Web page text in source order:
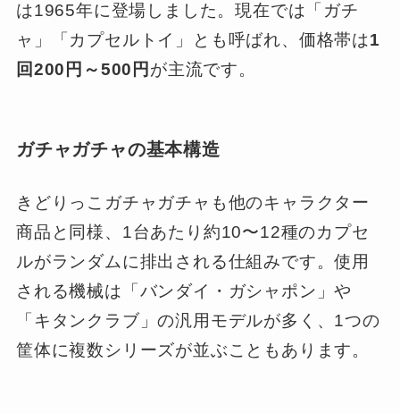
は1965年に登場しました。現在では「ガチ
ャ」「カプセルトイ」とも呼ばれ、価格帯は1
回200円～500円 が主流です。
ガチャガチャの基本構造
きどりっこガチャガチャも他のキャラクター
商品と同様、1台あたり約10〜12種のカプセ
ルがランダムに排出される仕組みです。使用
される機械は「バンダイ・ガシャポン」や
「キタンクラブ」の汎用モデルが多く、1つの
筐体に複数シリーズが並ぶこともあります。